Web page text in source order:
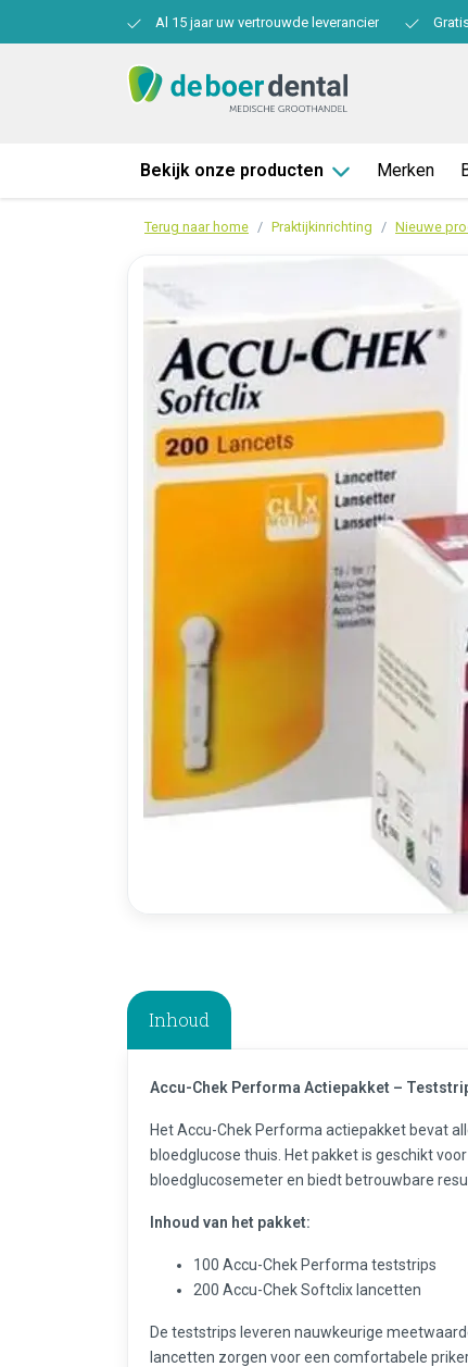
Al 15 jaar uw vertrouwde leverancier
Bekijk onze producten Merken
Terug naar home Praktijkinrichting Nieuwe
Inhoud
Accu-Chek Performa Actiepakket –
Het Accu-Chek Performa actiepakket bevat
bloedglucose thuis. Het pakket is geschikt
bloedglucosemeter en biedt betrouwbare
Inhoud van het pakket:
100 Accu-Chek Performa teststrips
200 Accu-Chek Softclix lancetten
De teststrips leveren nauwkeurige
lancetten zorgen voor een comfortabele